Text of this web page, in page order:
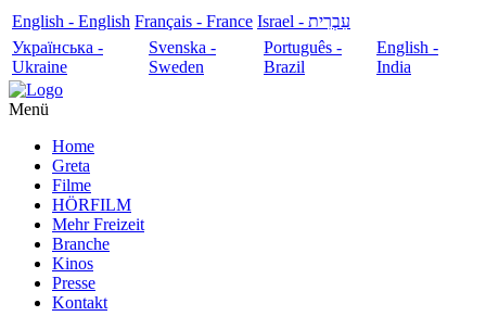
English - English Français - France
עִבְרִית - Israel
Українська -
Ukraine
Svenska -
Sweden
Português -
Brazil
English -
India
Menü
Home
Greta
Filme
HÖRFILM
Mehr Freizeit
Branche
Kinos
Presse
Kontakt